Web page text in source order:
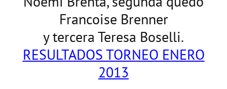
Francoise Brenner
y tercera Teresa Boselli.
RESULTADOS TORNEO ENERO
2013